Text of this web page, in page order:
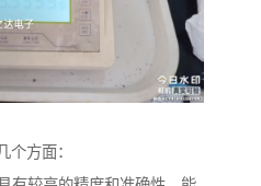
个方面：